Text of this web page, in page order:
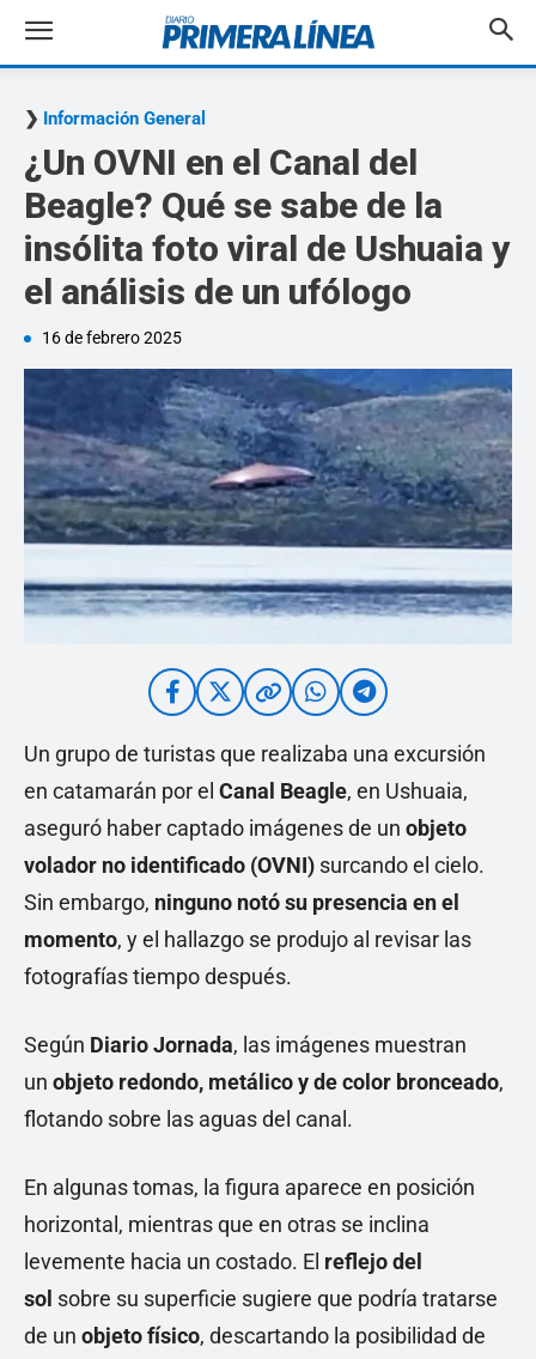
Información General
¿Un OVNI en el Canal del
Beagle? Qué se sabe de la
insólita foto viral de Ushuaia y
el análisis de un ufólogo
16 de febrero 2025
Un grupo de turistas que realizaba una excursión
en catamarán por el Canal Beagle, en Ushuaia,
aseguró haber captado imágenes de un objeto
volador no identificado (OVNI) surcando el cielo.
Sin embargo, ninguno notó su presencia en el
momento, y el hallazgo se produjo al revisar las
fotografías tiempo después.
Según Diario Jornada, las imágenes muestran
un objeto redondo, metálico y de color bronceado,
flotando sobre las aguas del canal.
En algunas tomas, la figura aparece en posición
horizontal, mientras que en otras se inclina
levemente hacia un costado. El reflejo del
sol sobre su superficie sugiere que podría tratarse
de un objeto físico, descartando la posibilidad de